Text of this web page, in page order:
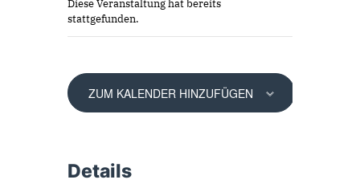
Diese Veranstaltung hat bereits
stattgefunden.
ZUM KALENDER HINZUFÜGEN
Details